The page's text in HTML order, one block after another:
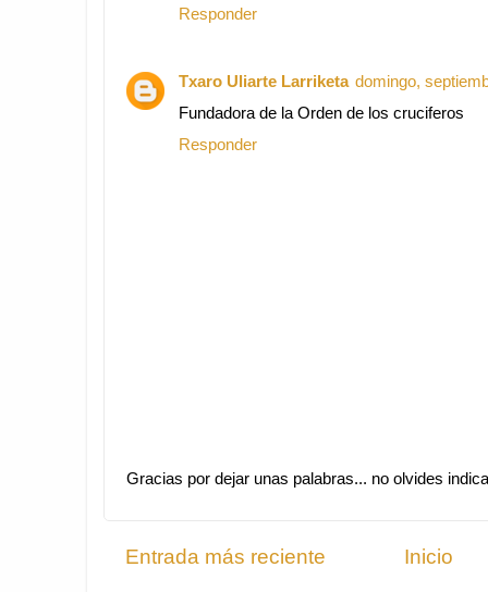
Responder
Txaro Uliarte Larriketa domingo,
Fundadora de la Orden de los cruciferos
Responder
Gracias por dejar unas palabras... no olvides
Entrada más reciente Inicio